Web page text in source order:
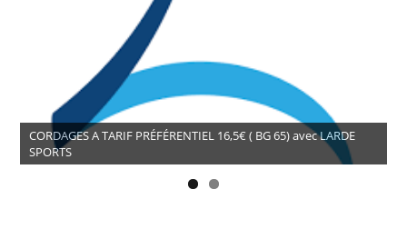
CORDAGES A TARIF PRÉFÉRENTIEL 16,5€ ( BG 65) avec LARDE
SPORTS